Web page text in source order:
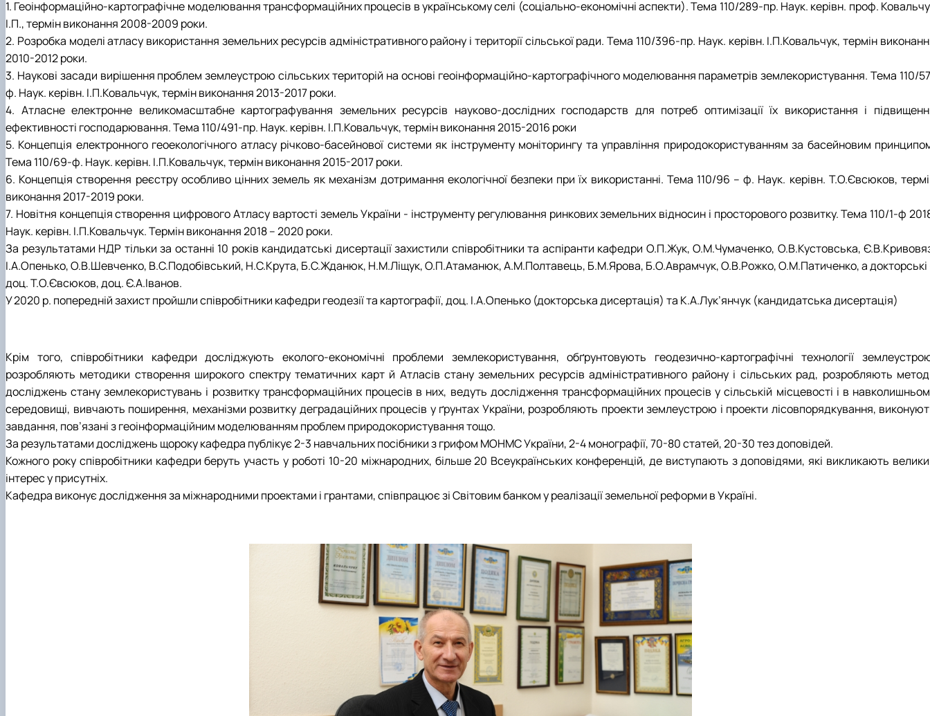
1. Геоінформаційно-картографічне моделювання трансформаційних процесів в українському селі (соціально-економічні аспекти). Тема 110/289-пр. Наук. керівн. проф.
І.П., термін виконання 2008-2009 роки.
2. Розробка моделі атласу використання земельних ресурсів адміністративного району і території сільської ради. Тема 110/396-пр. Наук. керівн. І.П.Ковальчук, термін
2010-2012 роки.
3. Наукові засади вирішення проблем землеустрою сільських територій на основі геоінформаційно-картографічного моделювання параметрів землекористування. Тема 110/
ф. Наук. керівн. І.П.Ковальчук, термін виконання 2013-2017 роки.
4. Атласне електронне великомасштабне картографування земельних ресурсів науково-дослідних господарств для потреб оптимізації їх використання і
ефективності господарювання. Тема 110/491-пр. Наук. керівн. І.П.Ковальчук, термін виконання 2015-2016 роки
5. Концепція електронного геоекологічного атласу річково-басейнової системи як інструменту моніторингу та управління природокористуванням за басейновим
Тема 110/69-ф. Наук. керівн. І.П.Ковальчук, термін виконання 2015-2017 роки.
6. Концепція створення реєстру особливо цінних земель як механізм дотримання екологічної безпеки при їх використанні. Тема 110/96 – ф. Наук. керівн. Т.О.Євсюков,
виконання 2017-2019 роки.
7. Новітня концепція створення цифрового Атласу вартості земель України - інструменту регулювання ринкових земельних відносин і просторового розвитку. Тема 110/1-ф
Наук. керівн. І.П.Ковальчук. Термін виконання 2018 – 2020 роки.
За результатами НДР тільки за останні 10 років кандидатські дисертації захистили співробітники та аспіранти кафедри О.П.Жук, О.М.Чумаченко, О.В.Кустовська,
І.А.Опенько, О.В.Шевченко, В.С.Подобівський, Н.С.Крута, Б.С.Жданюк, Н.М.Ліщук, О.П.Атаманюк, А.М.Полтавець, Б.М.Ярова, Б.О.Аврамчук, О.В.Рожко, О.М.Патиченко, а докторські
доц. Т.О.Євсюков, доц. Є.А.Іванов.
У 2020 р. попередній захист пройшли співробітники кафедри геодезії та картографії, доц. І.А.Опенько (докторська дисертація) та К.А.Лук’янчук (кандидатська дисертація)
Крім того, співробітники кафедри досліджують еколого-економічні проблеми землекористування, обґрунтовують геодезично-картографічні технології
розробляють методики створення широкого спектру тематичних карт й Атласів стану земельних ресурсів адміністративного району і сільських рад, розробляють
досліджень стану землекористувань і розвитку трансформаційних процесів в них, ведуть дослідження трансформаційних процесів у сільській місцевості і в
середовищі, вивчають поширення, механізми розвитку деградаційних процесів у ґрунтах України, розробляють проекти землеустрою і проекти лісовпорядкування,
завдання, пов’язані з геоінформаційним моделюванням проблем природокористування тощо.
За результатами досліджень щороку кафедра публікує 2-3 навчальних посібники з грифом МОНМС України, 2-4 монографії, 70-80 статей, 20-30 тез доповідей.
Кожного року співробітники кафедри беруть участь у роботі 10-20 міжнародних, більше 20 Всеукраїнських конференцій, де виступають з доповідями, які викликають
інтерес у присутніх.
Кафедра виконує дослідження за міжнародними проектами і грантами, співпрацює зі Світовим банком у реалізації земельної реформи в Україні.